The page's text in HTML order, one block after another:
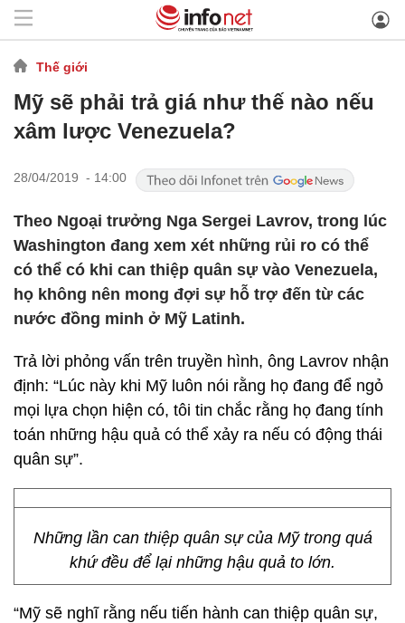
Thế giới
Mỹ sẽ phải trả giá như thế nào nếu
xâm lược Venezuela?
28/04/2019 - 14:00
Theo Ngoại trưởng Nga Sergei Lavrov, trong lúc
Washington đang xem xét những rủi ro có thể
có thể có khi can thiệp quân sự vào Venezuela,
họ không nên mong đợi sự hỗ trợ đến từ các
nước đồng minh ở Mỹ Latinh.
Trả lời phỏng vấn trên truyền hình, ông Lavrov nhận
định: “Lúc này khi Mỹ luôn nói rằng họ đang để ngỏ
mọi lựa chọn hiện có, tôi tin chắc rằng họ đang tính
toán những hậu quả có thể xảy ra nếu có động thái
quân sự”.
Những lần can thiệp quân sự của Mỹ trong quá
khứ đều để lại những hậu quả to lớn.
“Mỹ sẽ nghĩ rằng nếu tiến hành can thiệp quân sự,